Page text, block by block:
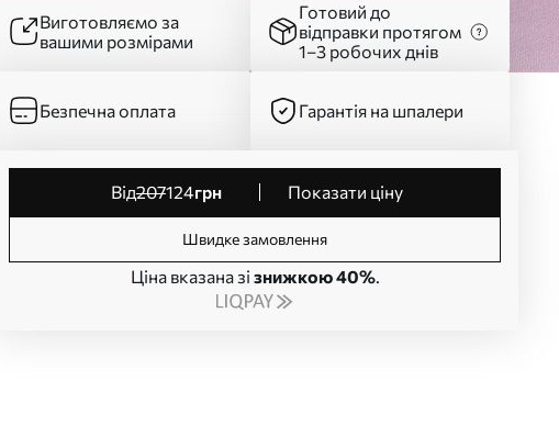
Виготовляємо за
вашими розмірами
Готовий до
відправки протягом
1–3 робочих днів
Безпечна оплата Гарантія на шпалери
від207124грн Показати ціну
Швидке замовлення
Ціна вказана зі знижкою 40%.